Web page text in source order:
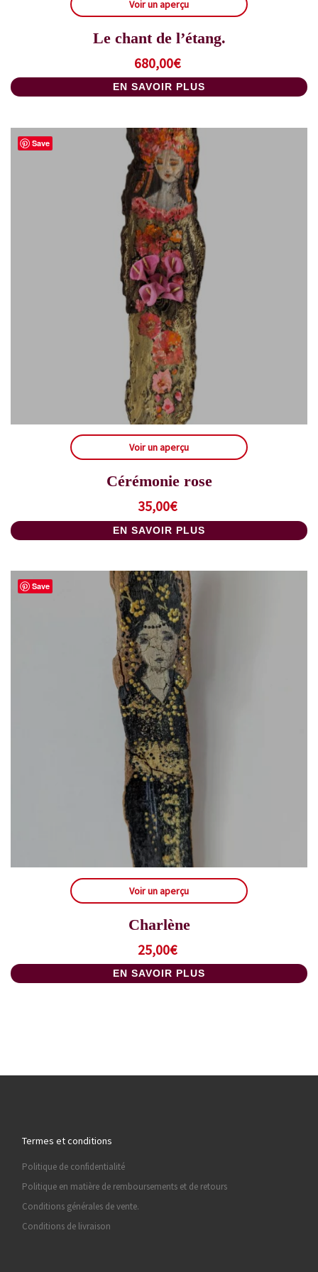
Voir un aperçu
Le chant de l’étang.
680,00€
EN SAVOIR PLUS
Save
Voir un aperçu
Cérémonie rose
35,00€
EN SAVOIR PLUS
Save
Voir un aperçu
Charlène
25,00€
EN SAVOIR PLUS
Termes et conditions
Politique de confidentialité
Politique en matière de remboursements et de retours
Conditions générales de vente.
Conditions de livraison